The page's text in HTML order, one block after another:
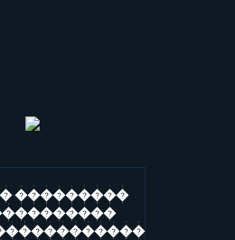
���������